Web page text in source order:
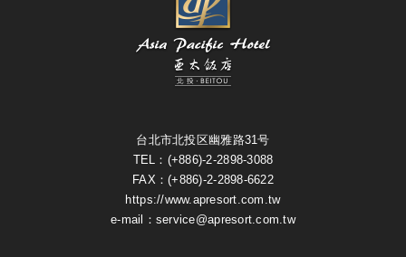
台北市北投区幽雅路31号
TEL：(+886)-2-2898-3088
FAX：(+886)-2-2898-6622
https://www.apresort.com.tw
e-mail：service@apresort.com.tw